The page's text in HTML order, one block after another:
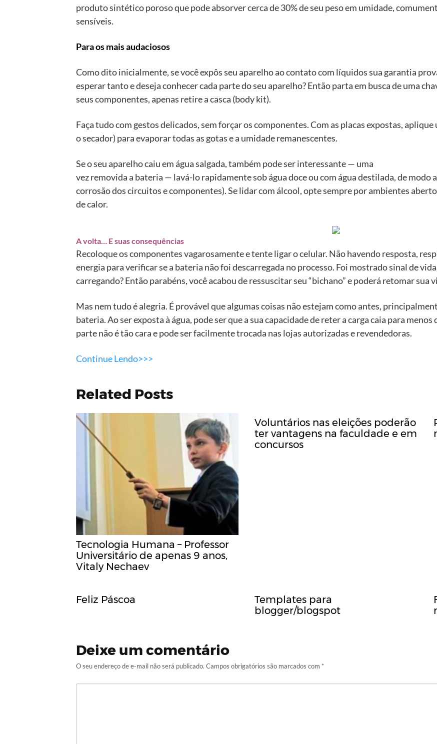
produto sintético poroso que pode absorver cerca de 30% de seu peso em umidade,
sensíveis.
Para os mais audaciosos
Como dito inicialmente, se você expôs seu aparelho ao contato com líquidos sua garantia
esperar tanto e deseja conhecer cada parte do seu aparelho? Então parta em busca de uma
seus componentes, apenas retire a casca (body kit).
Faça tudo com gestos delicados, sem forçar os componentes. Com as placas expostas,
o secador) para evaporar todas as gotas e a umidade remanescentes.
Se o seu aparelho caiu em água salgada, também pode ser interessante — uma
vez removida a bateria — lavá-lo rapidamente sob água doce ou com água destilada, de modo
corrosão dos circuitos e componentes). Se lidar com álcool, opte sempre por ambientes
de calor.
A volta… E suas consequências
Recoloque os componentes vagarosamente e tente ligar o celular. Não havendo resposta,
energia para verificar se a bateria não foi descarregada no processo. Foi mostrado sinal de
carregando? Então parabéns, você acabou de ressuscitar seu “bichano” e poderá retomar sua
Mas nem tudo é alegria. É provável que algumas coisas não estejam como antes,
bateria. Ao ser exposta à água, pode ser que a sua capacidade de reter a carga caia para
parte não é tão cara e pode ser facilmente trocada nas lojas autorizadas e revendedoras.
Continue Lendo>>>
Related Posts
Tecnologia Humana – Professor
Universitário de apenas 9 anos,
Vitaly Nechaev
Voluntários nas eleições poderão
ter vantagens na faculdade e em
concursos
Feliz Páscoa
Templates para
blogger/blogspot
Deixe um comentário
O seu endereço de e-mail não será publicado. Campos obrigatórios são marcados com *